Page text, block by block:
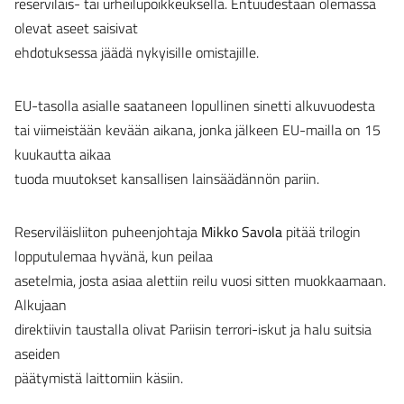
olevat aseet saisivat
ehdotuksessa jäädä nykyisille omistajille.
EU-tasolla asialle saataneen lopullinen sinetti alkuvuodesta
tai viimeistään kevään aikana, jonka jälkeen EU-mailla on 15
kuukautta aikaa
tuoda muutokset kansallisen lainsäädännön pariin.
Reserviläisliiton puheenjohtaja Mikko Savola pitää trilogin
lopputulemaa hyvänä, kun peilaa
asetelmia, josta asiaa alettiin reilu vuosi sitten muokkaamaan.
Alkujaan
direktiivin taustalla olivat Pariisin terrori-iskut ja halu suitsia
aseiden
päätymistä laittomiin käsiin.